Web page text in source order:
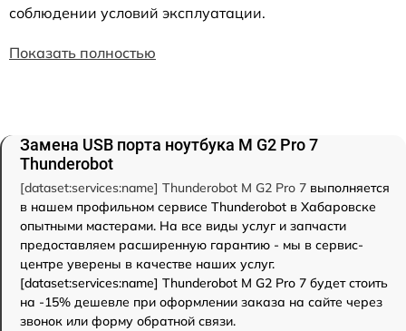
соблюдении условий эксплуатации.
Показать полностью
Замена USB порта ноутбука M G2 Pro 7
Thunderobot
[dataset:services:name] Thunderobot M G2 Pro 7 выполняется
в нашем профильном сервисе Thunderobot в Хабаровске
опытными мастерами. На все виды услуг и запчасти
предоставляем расширенную гарантию - мы в сервис-
центре уверены в качестве наших услуг.
[dataset:services:name] Thunderobot M G2 Pro 7 будет стоить
на -15% дешевле при оформлении заказа на сайте через
звонок или форму обратной связи.